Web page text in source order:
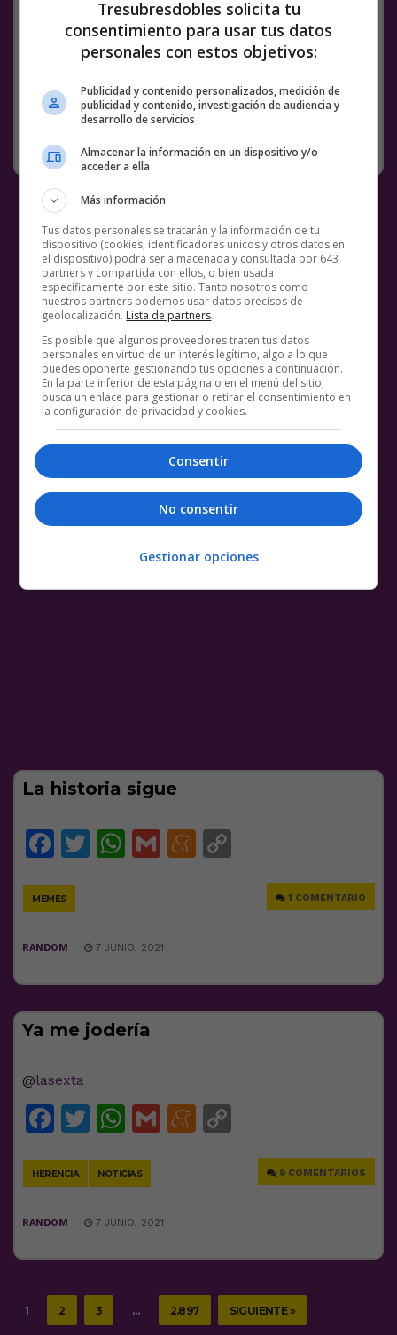
Facebook
Twitter
WhatsApp
Gmail
Meneame
Copy
Link
IBAI IBAI LLANOS VÍDEOS 1 COMENTARIO
La historia sigue
Facebook
Twitter
WhatsApp
GmailMeneame
MEMES 1 COMENTARIO
RANDOM 7 JUNIO, 2021
Ya me jodería
@lasexta
Facebook
Twitter
WhatsApp
GmailMeneame
HERENCIA NOTICIAS 9 COMENTARIOS
RANDOM 7 JUNIO, 2021
1 2 3 … 2.897 SIGUIENTE »
Tresubresdobles solicita tu
consentimiento para usar tus datos
personales con estos objetivos:
Publicidad y contenido personalizados, medición de
publicidad y contenido, investigación de audiencia y
desarrollo de servicios
Almacenar la información en un dispositivo y/o
acceder a ella
Más información
Tus datos personales se tratarán y la información de tu
dispositivo (cookies, identificadores únicos y otros datos en
el dispositivo) podrá ser almacenada y consultada por 643
partners y compartida con ellos, o bien usada
específicamente por este sitio. Tanto nosotros como
nuestros partners podemos usar datos precisos de
geolocalización. Lista de partners.
Es posible que algunos proveedores traten tus datos
personales en virtud de un interés legítimo, algo a lo que
puedes oponerte gestionando tus opciones a continuación.
En la parte inferior de esta página o en el menú del sitio,
busca un enlace para gestionar o retirar el consentimiento en
la configuración de privacidad y cookies.
Consentir
No consentir
Gestionar opciones